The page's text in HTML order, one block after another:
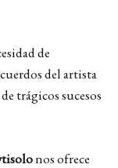
de
del artista
trágicos sucesos
nos ofrece